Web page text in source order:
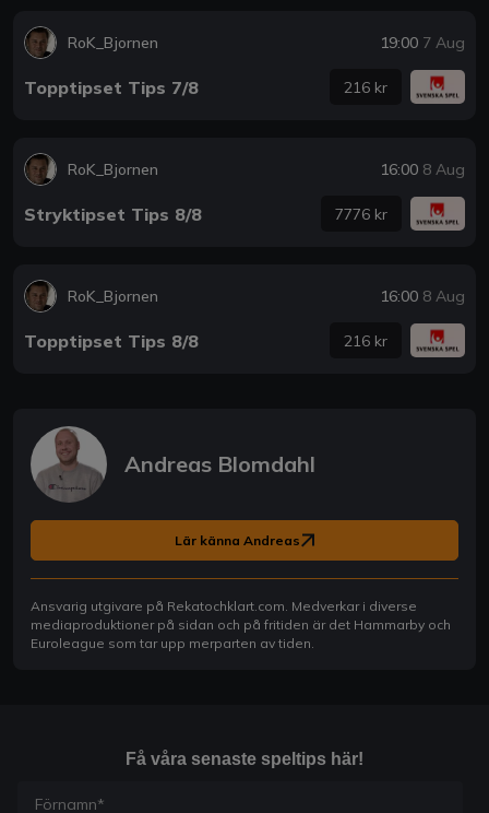
RoK_Bjornen 19:00 7 Aug
Topptipset Tips 7/8 216 kr
RoK_Bjornen 16:00 8 Aug
Stryktipset Tips 8/8 7776 kr
RoK_Bjornen 16:00 8 Aug
Topptipset Tips 8/8 216 kr
Andreas Blomdahl
Lär känna Andreas
Ansvarig utgivare på Rekatochklart.com. Medverkar i diverse
mediaproduktioner på sidan och på fritiden är det Hammarby och
Euroleague som tar upp merparten av tiden.
Få våra senaste speltips här!